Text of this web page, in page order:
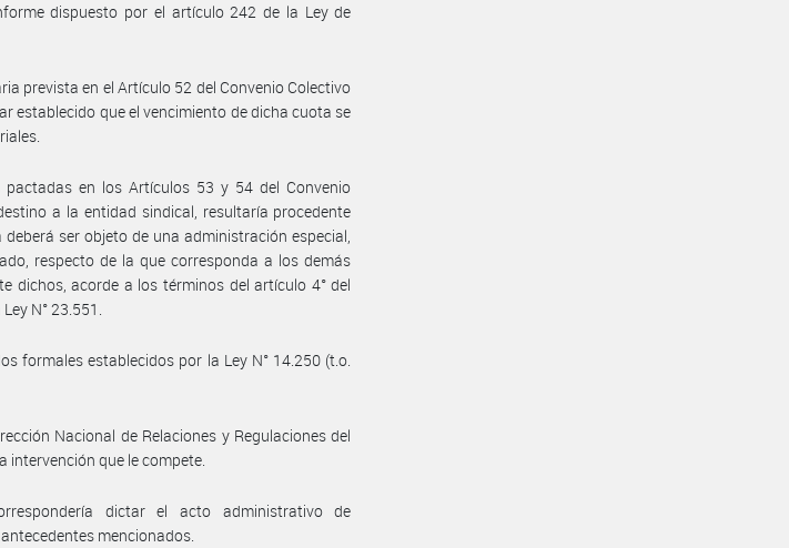
dispuesto por el artículo 242 de la Ley de
prevista en el Artículo 52 del Convenio Colectivo
establecido que el vencimiento de dicha cuota se
en los Artículos 53 y 54 del Convenio
a la entidad sindical, resultaría procedente
ser objeto de una administración especial,
respecto de la que corresponda a los demás
dichos, acorde a los términos del artículo 4° del
N° 23.551.
formales establecidos por la Ley N° 14.250 (t.o.
Nacional de Relaciones y Regulaciones del
intervención que le compete.
dictar el acto administrativo de
mencionados.